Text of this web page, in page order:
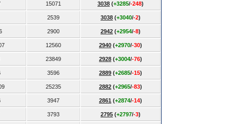
15071 3038 (+3285/-248)
2539 3038 (+3040/-2)
2900 2942 (+2954/-8)
12560 2940 (+2970/-30)
23849 2928 (+3004/-76)
3596 2889 (+2685/-15)
25235 2882 (+2965/-83)
3947 2861 (+2874/-14)
3793 2795 (+2797/-3)